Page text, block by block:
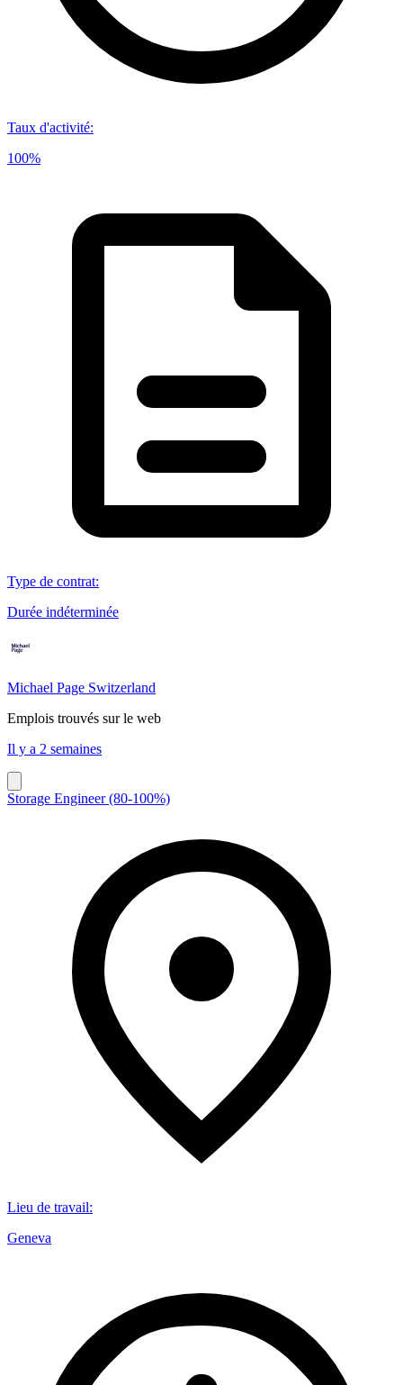
Taux d'activité:
100%
Type de contrat:
Durée indéterminée
Michael Page Switzerland
Emplois trouvés sur le web
Il y a 2 semaines
Storage Engineer (80-100%)
Lieu de travail:
Geneva